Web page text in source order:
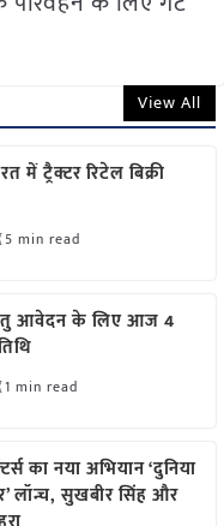
View All
में ट्रैक्टर रिटेल बिक्री
5 min read
हेतु आवेदन के लिए आज 4
1 min read
का नया अभियान ‘दुनिया
लॉन्च, सुखबीर सिंह और